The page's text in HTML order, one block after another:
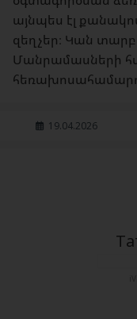
այնպես էլ
զեղչեր։ Կան
Մանրամասների
19.04.2026